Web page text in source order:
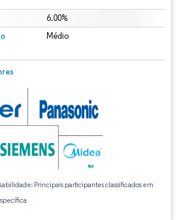
6.00%
Médio
Principais participantes classificados em